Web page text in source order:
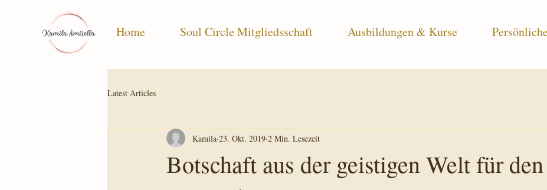
Home Soul Circle Mitgliedsschaft Ausbildungen & Kurse
Latest Articles
Botschaft aus der geistigen Welt für den
Kamila 23. Okt. 2019 2 Min. Lesezeit